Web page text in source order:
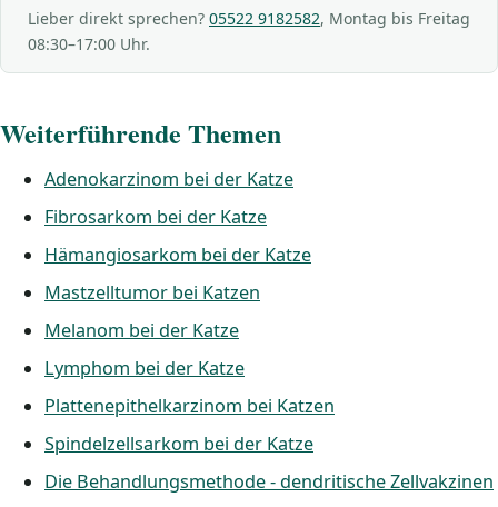
Lieber direkt sprechen? 05522 9182582, Montag bis Freitag
08:30–17:00 Uhr.
Weiterführende Themen
Adenokarzinom bei der Katze
Fibrosarkom bei der Katze
Hämangiosarkom bei der Katze
Mastzelltumor bei Katzen
Melanom bei der Katze
Lymphom bei der Katze
Plattenepithelkarzinom bei Katzen
Spindelzellsarkom bei der Katze
Die Behandlungsmethode - dendritische Zellvakzinen